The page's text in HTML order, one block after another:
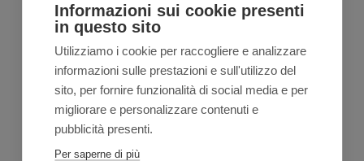
Informazioni sui cookie presenti
in questo sito
Utilizziamo i cookie per raccogliere e analizzare
informazioni sulle prestazioni e sull'utilizzo del
sito, per fornire funzionalità di social media e per
migliorare e personalizzare contenuti e
pubblicità presenti.
Per saperne di più